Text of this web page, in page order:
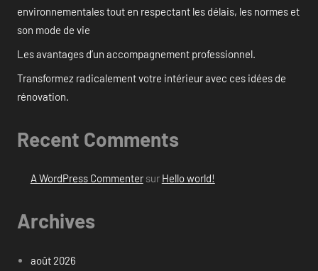
environnementales tout en respectant les délais, les normes et
son mode de vie
Les avantages d’un accompagnement professionnel.
Transformez radicalement votre intérieur avec ces idées de
rénovation.
Recent Comments
A WordPress Commentersur Hello world!
Archives
août 2026